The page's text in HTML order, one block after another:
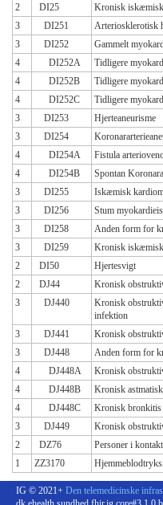
2
DI25
Kronisk
3
DI251
Arteriosklerotisk
3
DI252
Gammelt
4
DI252A
Tidligere
4
DI252B
Tidligere
4
DI252C
Tidligere
3
DI253
Hjerteaneurisme
3
DI254
4
DI254A
Fistula
4
DI254B
Spontan
3
DI255
Iskæmisk
3
DI256
Stum
3
DI258
Anden form for
3
DI259
Kronisk
2
DI50
Hjertesvigt
2
DJ44
Kronisk
3
DJ440
Kronisk
infektion
3
DJ441
Kronisk
3
DJ448
Anden form for
4
DJ448A
Kronisk
4
DJ448B
Kronisk
4
DJ448C
Kronisk bronkitis
3
DJ449
Kronisk
2
DZ76
Personer i
1
ZZ3170
IG © 2021+ Den telemedicinske